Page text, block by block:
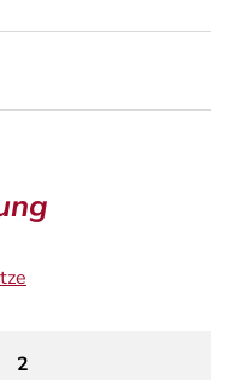
2